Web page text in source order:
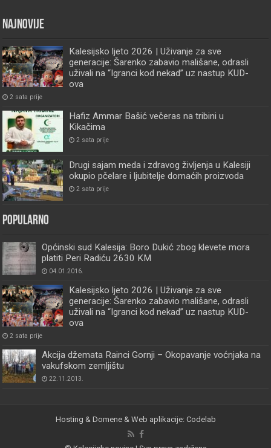
Najnovije
Kalesijsko ljeto 2026 | Uživanje za sve
generacije: Šarenko zabavio mališane, odrasli
uživali na “Igranci kod nekad” uz nastup KUD-
ova
2 sata prije
Hafiz Ammar Bašić večeras na tribini u
Kikačima
2 sata prije
Drugi sajam meda i zdravog življenja u Kalesiji
okupio pčelare i ljubitelje domaćih proizvoda
2 sata prije
Popularno
Općinski sud Kalesija: Boro Dukić zbog klevete mora
platiti Peri Radiću 2630 KM
04.01.2016.
Kalesijsko ljeto 2026 | Uživanje za sve
generacije: Šarenko zabavio mališane, odrasli
uživali na “Igranci kod nekad” uz nastup KUD-
ova
2 sata prije
Akcija džemata Rainci Gornji – Okopavanje voćnjaka na
vakufskom zemljištu
22.11.2013.
Hosting & Domene & Web aplikacije: Codelab